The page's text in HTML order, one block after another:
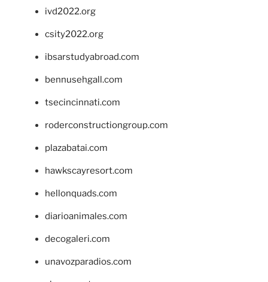
ivd2022.org
csity2022.org
ibsarstudyabroad.com
bennusehgall.com
tsecincinnati.com
roderconstructiongroup.com
plazabatai.com
hawkscayresort.com
hellonquads.com
diarioanimales.com
decogaleri.com
unavozparadios.com